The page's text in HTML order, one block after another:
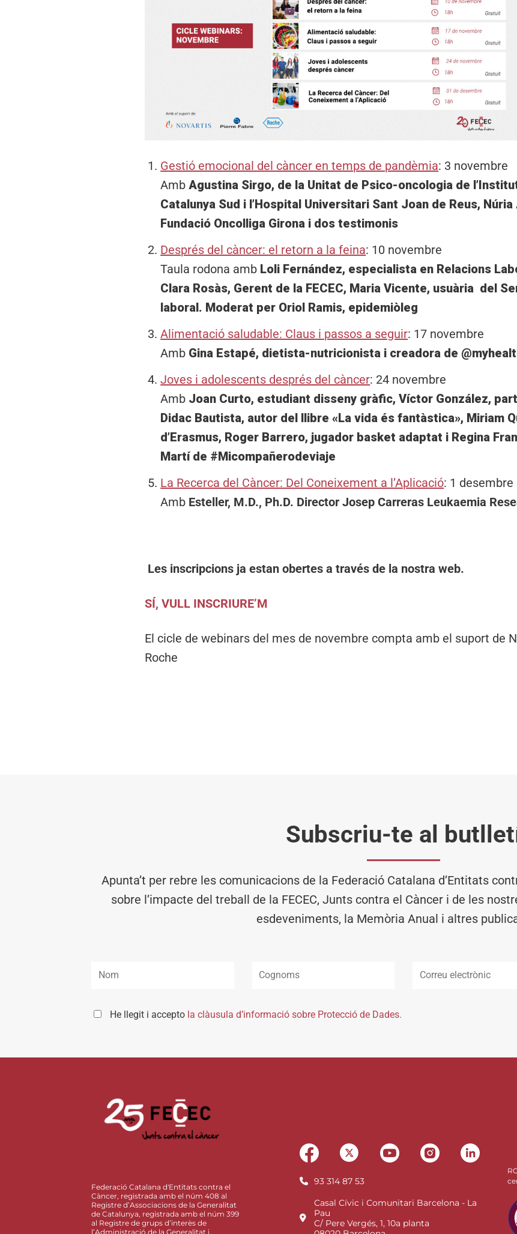
Gestió emocional del càncer en temps de pandèmia: 3 novembre
AmbAgustina Sirgo, de la Unitat de Psico-oncologia de
Catalunya Sud i l’Hospital Universitari Sant Joan de Reus,
Fundació Oncolliga Girona i dos testimonis
Després del càncer: el retorn a la feina: 10 novembre
Taula rodona amb Loli Fernández, especialista en Relacions
Clara Rosàs, Gerent de la FECEC, Maria Vicente, usuària del
laboral. Moderat per Oriol Ramis, epidemiòleg
Alimentació saludable: Claus i passos a seguir: 17 novembre
Amb Gina Estapé, dietista-nutricionista i creadora de
Joves i adolescents després del càncer: 24 novembre
Amb Joan Curto, estudiant disseny gràfic, Víctor González,
Didac Bautista, autor del llibre «La vida és fantàstica», Miriam
d’Erasmus, Roger Barrero, jugador basket adaptat i Regina
Martí de #Micompañerodeviaje
La Recerca del Càncer: Del Coneixement a l’Aplicació: 1 desembre
Amb Esteller, M.D., Ph.D. Director Josep Carreras Leukaemia
Les inscripcions ja estan obertes a través de la nostra web.
SÍ, VULL INSCRIURE’M
El cicle de webinars del mes de novembre compta amb el suport de
Roche
Subscriu-te al
Apunta’t per rebre les comunicacions de la Federació Catalana d’Entitats
sobre l’impacte del treball de la FECEC, Junts contra el Càncer i de les
esdeveniments, la Memòria Anual i altres
He llegit i accepto la clàusula d’informació sobre Protecció de Dades.
Federació Catalana d'Entitats contra el
Càncer, registrada amb el núm 408 al
Registre d’Associacions de la Generalitat
de Catalunya, registrada amb el núm 399
al Registre de grups d’interès de
l’Administració de la Generalitat i
93 314 87 53
Casal Cívic i Comunitari Barcelona - La
Pau
C/ Pere Vergés, 1, 10a planta